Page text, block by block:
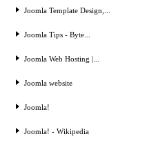
Joomla Template Design,...
Joomla Tips - Byte...
Joomla Web Hosting |...
Joomla website
Joomla!
Joomla! - Wikipedia